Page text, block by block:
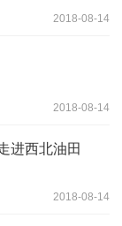
2018-08-14
2018-08-14
进西北油田
2018-08-14